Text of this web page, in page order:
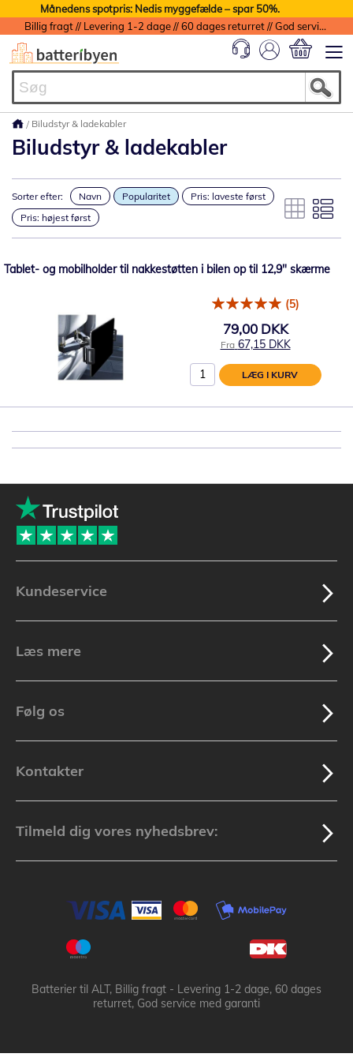
Månedens spotpris: Nedis myggefælde – spar 50%.
Billig fragt // Levering 1-2 dage // 60 dages returret // God service med garanti
Biludstyr & ladekabler
Biludstyr & ladekabler
Sorter efter: Navn Popularitet
Pris: laveste først
Pris: højest først
Tablet- og mobilholder til nakkestøtten i bilen op til 12,9" skærme
(5)
79,00 DKK
Fra 67,15 DKK
LÆG I KURV
Kundeservice
Læs mere
Følg os
Kontakter
Tilmeld dig vores nyhedsbrev:
Batterier til ALT, Billig fragt - Levering 1-2 dage, 60 dages
returret, God service med garanti